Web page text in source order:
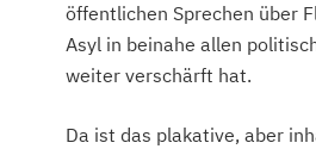
öffentlichen Sprechen über
Asyl in beinahe allen
weiter verschärft hat.
Da ist das plakative, aber